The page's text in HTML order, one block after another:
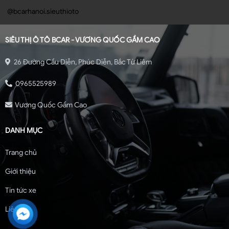
@bcarhanoi.sieuthioto
SIÊU THỊ Ô TÔ BCAR - VƯƠNG QUỐC GẦM CAO
26 Đường Cầu Diễn, Phúc Diễn, Bắc Từ Liêm
0965525989
Vương Quốc Gầm Cao
DANH MỤC
Trang chủ
Giới thiệu
Tin tức xe
Liên hệ